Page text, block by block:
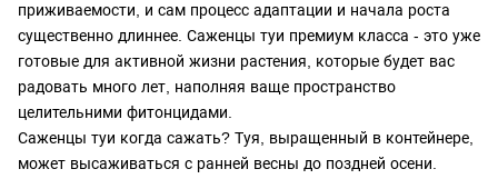
приживаемости, и сам процесс адаптации и начала роста
существенно длиннее. Саженцы туи премиум класса - это уже
готовые для активной жизни растения, которые будет вас
радовать много лет, наполняя ваще пространство
целительними фитонцидами.
Саженцы туи когда сажать? Туя, выращенный в контейнере,
может высаживаться с ранней весны до поздней осени.